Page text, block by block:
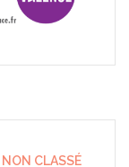
NON CLASSÉ